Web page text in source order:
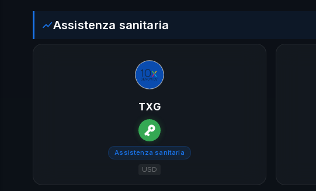
Assistenza sanitaria
TXG
Assistenza sanitaria
USD